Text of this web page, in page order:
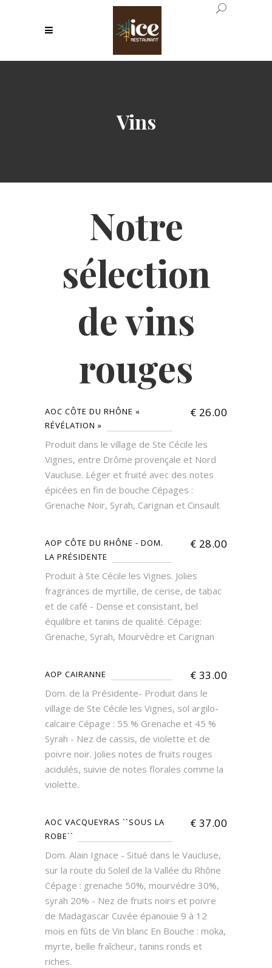
Vins
Notre
sélection
de vins
rouges
AOC CÔTE DU RHÔNE «
RÉVÉLATION »
€ 26.00
Produit dans le village de Ste Cécile les
Vignes, entre Drôme provençale et Nord
Vaucluse. Léger et fruité avec des notes
épicées en fin de bouche Cépages :
Grenache Noir, Syrah, Carignan et Cinsault
AOP CÔTE DU RHÔNE - DOM.
LA PRÉSIDENTE
€ 28.00
Produit à Ste Cécile les Vignes. Jolies
fragrances de myrtille, de cerise, de tabac
et de café - Dense et consistant, bel
équilibre et tanins de qualité. Cépage:
Grenache, Syrah, Mourvèdre et Carignan
AOP CAIRANNE € 33.00
Dom. de la Présidente- Produit dans le
village de Ste Cécile les Vignes, sol argilo-
calcaire Cépage : 55 % Grenache et 45 %
Syrah - Nez de cassis, de violette et de
poivre noir. Jolies notes de fruits rouges
acidulés, suivie de notes florales comme la
violette.
AOC VACQUEYRAS ``SOUS LA
ROBE``
€ 37.00
Dom. Alain Ignace - Situé dans le Vaucluse,
sur la route du Soleil de la Vallée du Rhône
Cépage : grenache 50%, mourvédre 30%,
syrah 20% - Nez de fruits noirs et poivre
de Madagascar Cuvée épanouie 9 à 12
mois en fûts de Vin blanc En Bouche : moka,
myrte, belle fraîcheur, tanins ronds et
riches.